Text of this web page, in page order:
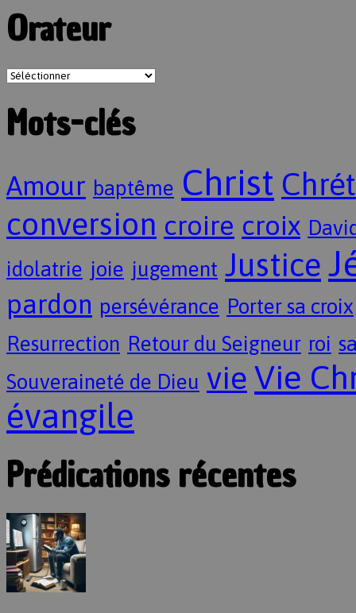
Orateur
Mots-clés
Amour baptême Christ
conversion croire croix
idolatrie joie jugement Justice
pardon persévérance Porter sa croix
Resurrection Retour du Seigneur roi
Souveraineté de Dieu vie Vie
évangile
Prédications récentes